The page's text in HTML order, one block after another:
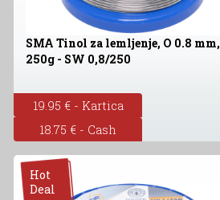
SMA Tinol za lemljenje, O 0.8 mm,
250g - SW 0,8/250
19.95 € - Kartica
18.75 € - Cash
Hot
Deal